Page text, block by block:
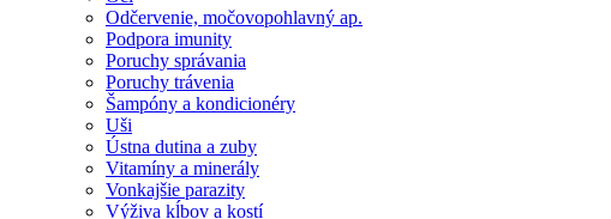
Odčervenie, močovopohlavný ap.
Podpora imunity
Poruchy správania
Poruchy trávenia
Šampóny a kondicionéry
Uši
Ústna dutina a zuby
Vitamíny a minerály
Vonkajšie parazity
Výživa kĺbov a kostí